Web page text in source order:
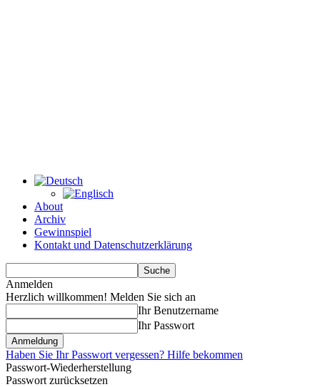
About
Archiv
Gewinnspiel
Kontakt und Datenschutzerklärung
Anmelden
Herzlich willkommen! Melden Sie sich an
Ihr Benutzername
Ihr Passwort
Haben Sie Ihr Passwort vergessen? Hilfe bekommen
Passwort-Wiederherstellung
Passwort zurücksetzen